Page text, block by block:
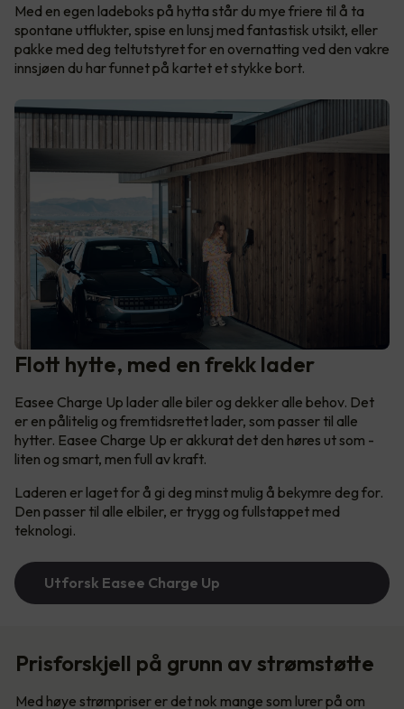
Med en egen ladeboks på hytta står du mye friere til å ta
spontane utflukter, spise en lunsj med fantastisk utsikt, eller
pakke med deg teltutstyret for en overnatting ved den vakre
innsjøen du har funnet på kartet et stykke bort.
Flott hytte, med en frekk lader
Easee Charge Up lader alle biler og dekker alle behov. Det
er en pålitelig og fremtidsrettet lader, som passer til alle
hytter. Easee Charge Up er akkurat det den høres ut som -
liten og smart, men full av kraft.
Laderen er laget for å gi deg minst mulig å bekymre deg for.
Den passer til alle elbiler, er trygg og fullstappet med
teknologi.
Utforsk Easee Charge Up
Prisforskjell på grunn av strømstøtte
Med høye strømpriser er det nok mange som lurer på om